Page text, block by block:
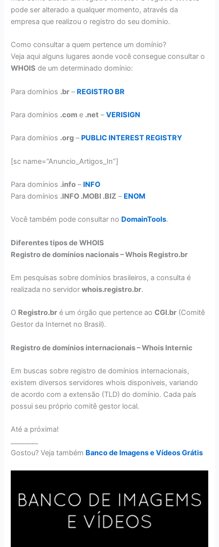
pode ser alterado a qualquer momento, através da
empresa que realizou o registro do seu domínio.
Como consultar a quem pertence um domínio?
Veja aqui alguns lugares aonde você consegue consultar o
WHOIS de um determinado domínio:
Para domínios .br – REGISTRO BR
Para domínios .com e .net –VERISIGN
Para domínios .org – PUBLIC INTEREST REGISTRY
[sc name=”Anuncio_Artigos_In”]
Para domínios .info – INFO
Para domínios .INFO .MOBI .BIZ – ENOM
Você também pode consultar no DomainTools.
Diferentes tipos de WHOIS
Registro de domínios nacionais – Whois Registro.br
Em pesquisas sobre domínios brasileiros, a consulta é
realizada no servidorwhois.registro.br.
O Registro.br é um órgão que pertence aoCGI.br (Comitê
Gestor da Internet no Brasil).
Registro de domínios internacionais – Whois Internic
Em buscas sobre registro de domínios internacionais,
existem diversos servidores whois disponiveis, variando
de acordo com a extensão (TLD) do domínio. Cada país
possui seu próprio comitê gestor local.
Até a próxima!
Gostou? Veja também Banco de Imagens e Vídeos Grátis